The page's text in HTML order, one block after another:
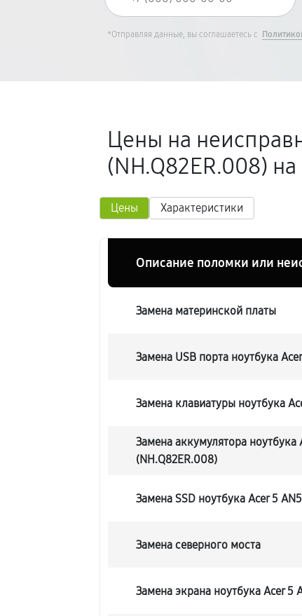
*Отправляя данные, вы соглашаетесь с
Цены на
(NH.Q82ER.008)
Цены Характеристики
Описание поломки или
Замена материнской платы
Замена USB порта ноутбука
Замена клавиатуры ноутбука
Замена аккумулятора ноутбука
(NH.Q82ER.008)
Замена SSD ноутбука Acer 5
Замена северного моста
Замена экрана ноутбука Acer 5